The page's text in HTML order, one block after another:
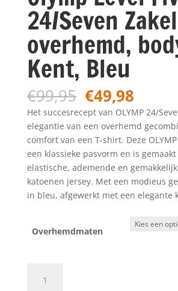
24/Seven
overhemd,
Kent, Bleu
€99,95
prijs
was:
€99,95.
€49,98
prijs
is:
Het succesrecept van OLYMP 24/
elegantie van een overhemd
comfort van een T-shirt. Deze
een klassieke pasvorm en is
elastische, ademende en
katoenen jersey. Met een modieus
in bleu, afgewerkt met een elegante
Overhemdmaten
Level